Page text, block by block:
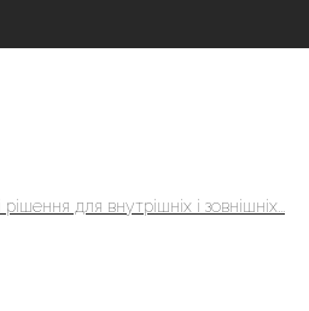
для внутрішніх і зовнішніх...